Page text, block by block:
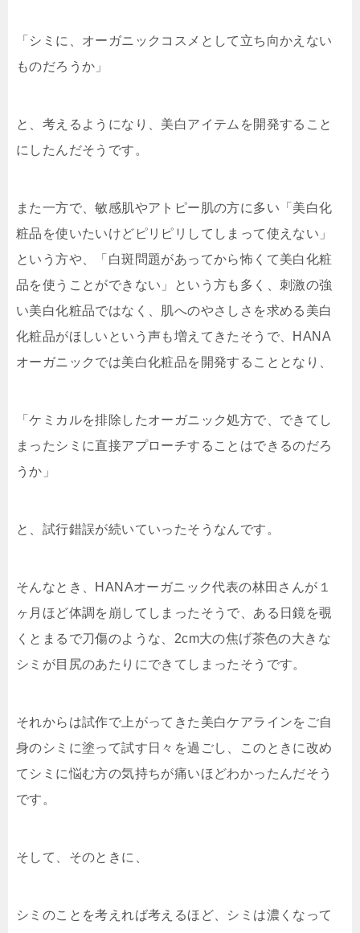
「シミに、オーガニックコスメとして立ち向かえない
ものだろうか」
と、考えるようになり、美白アイテムを開発すること
にしたんだそうです。
また一方で、敏感肌やアトピー肌の方に多い「 美白化
粧品を使いたいけどピリピリしてしまって使えない 」
という方や、「 白斑問題があってから怖くて美白化粧
品を使うことができない 」という方も多く、刺激の強
い美白化粧品ではなく、肌へのやさしさを求める美白
化粧品がほしいという声も増えてきたそうで、HANA
オーガニックでは美白化粧品を開発することとなり、
「ケミカルを排除したオーガニック処方で、できてし
まったシミに直接アプローチすることはできるのだろ
うか」
と、試行錯誤が続いていったそうなんです。
そんなとき、HANAオーガニック代表の林田さんが１
ヶ月ほど体調を崩してしまったそうで、ある日鏡を覗
くとまるで刀傷のような、2cm大の焦げ茶色の大きな
シミが目尻のあたりにできてしまったそうです。
それからは試作で上がってきた美白ケアラインをご自
身のシミに塗って試す日々を過ごし、このときに改め
てシミに悩む方の気持ちが痛いほどわかったんだそう
です。
そして、そのときに、
シミのことを考えれば考えるほど、シミは濃くなって